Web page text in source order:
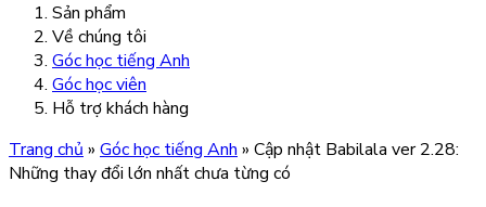
Sản phẩm
Về chúng tôi
Góc học tiếng Anh
Góc học viên
Hỗ trợ khách hàng
Trang chủ » Góc học tiếng Anh » Cập nhật Babilala ver 2.28:
Những thay đổi lớn nhất chưa từng có